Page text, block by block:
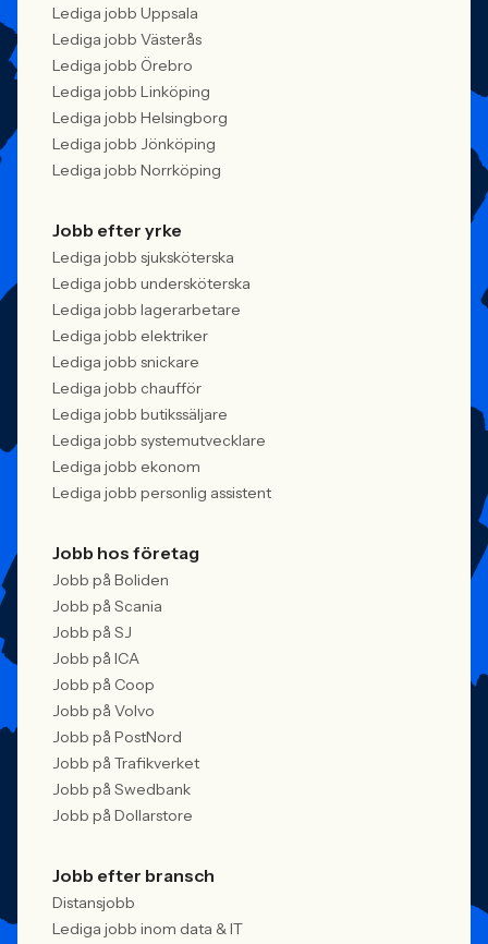
Lediga jobb Uppsala
Lediga jobb Västerås
Lediga jobb Örebro
Lediga jobb Linköping
Lediga jobb Helsingborg
Lediga jobb Jönköping
Lediga jobb Norrköping
Jobb efter yrke
Lediga jobb sjuksköterska
Lediga jobb undersköterska
Lediga jobb lagerarbetare
Lediga jobb elektriker
Lediga jobb snickare
Lediga jobb chaufför
Lediga jobb butikssäljare
Lediga jobb systemutvecklare
Lediga jobb ekonom
Lediga jobb personlig assistent
Jobb hos företag
Jobb på Boliden
Jobb på Scania
Jobb på SJ
Jobb på ICA
Jobb på Coop
Jobb på Volvo
Jobb på PostNord
Jobb på Trafikverket
Jobb på Swedbank
Jobb på Dollarstore
Jobb efter bransch
Distansjobb
Lediga jobb inom data & IT